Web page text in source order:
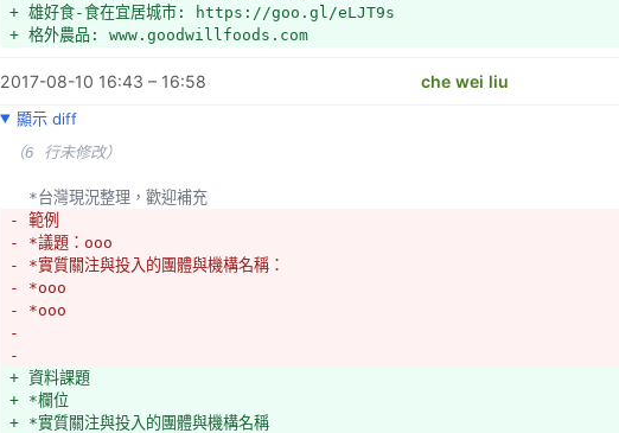
+ 雄好食-食在宜居城市: https://goo.gl/eLJT9s
+ 格外農品: www.goodwillfoods.com
+ 食魚教育:https://m.nownews.com/news/2529545
+ 里山農業:https://www.erce.org.tw/index.php
+ 觀樹教育基金會:http://www.kskk.org.tw/main/
（24 行未修改）
2017-08-10 16:43 – 16:58 che wei liu
顯示 diff
（6 行未修改）
  *台灣現況整理，歡迎補充
- 範例
- *議題：ooo
- *實質關注與投入的團體與機構名稱：
- *ooo
- *ooo
-
-
+ 資料課題
+ *欄位
+ *實質關注與投入的團體與機構名稱